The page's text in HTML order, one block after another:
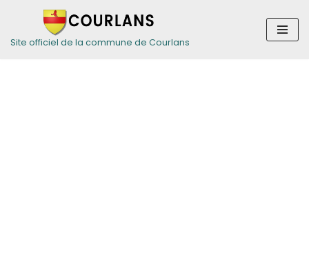
Aller
Site officiel de la commune de Courlans